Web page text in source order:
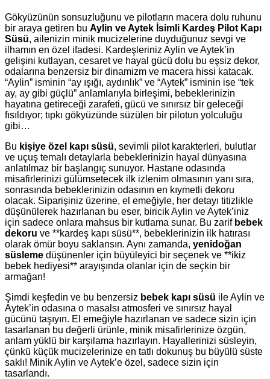
Gökyüzünün sonsuzluğunu ve pilotların macera dolu ruhunu
bir araya getiren bu Aylin ve Aytek İsimli Kardeş Pilot Kapı
Süsü, ailenizin minik mucizelerine duyduğunuz sevgi ve
ilhamın en özel ifadesi. Kardeşleriniz Aylin ve Aytek’in
gelişini kutlayan, cesaret ve hayal gücü dolu bu eşsiz dekor,
odalarına benzersiz bir dinamizm ve macera hissi katacak.
“Aylin” isminin “ay ışığı, aydınlık” ve “Aytek” isminin ise “tek
ay, ay gibi güçlü” anlamlarıyla birleşimi, bebeklerinizin
hayatına getireceği zarafeti, gücü ve sınırsız bir geleceği
fısıldıyor; tıpkı gökyüzünde süzülen bir pilotun yolculuğu
gibi…
Bu kişiye özel kapı süsü, sevimli pilot karakterleri, bulutlar
ve uçuş temalı detaylarla bebeklerinizin hayal dünyasına
anlatılmaz bir başlangıç sunuyor. Hastane odasında
misafirlerinizi gülümsetecek ilk izlenim olmasının yanı sıra,
sonrasında bebeklerinizin odasının en kıymetli dekoru
olacak. Siparişiniz üzerine, el emeğiyle, her detayı titizlikle
düşünülerek hazırlanan bu eser, biricik Aylin ve Aytek’iniz
için sadece onlara mahsus bir kutlama sunar. Bu zarif bebek
dekoru ve **kardeş kapı süsü**, bebeklerinizin ilk hatırası
olarak ömür boyu saklansın. Aynı zamanda, yenidoğan
süsleme düşünenler için büyüleyici bir seçenek ve **ikiz
bebek hediyesi** arayışında olanlar için de seçkin bir
armağan!
Şimdi keşfedin ve bu benzersiz bebek kapı süsü ile Aylin ve
Aytek’in odasına o masalsı atmosferi ve sınırsız hayal
gücünü taşıyın. El emeğiyle hazırlanan ve sadece sizin için
tasarlanan bu değerli ürünle, minik misafirlerinize özgün,
anlam yüklü bir karşılama hazırlayın. Hayallerinizi süsleyin,
çünkü küçük mucizelerinize en tatlı dokunuş bu büyülü süste
saklı! Minik Aylin ve Aytek’e özel, sadece sizin için
tasarlandı.